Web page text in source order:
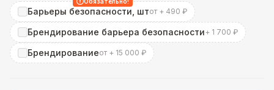
Барьеры безопасности, штот + 490 ₽
Брендирование барьера безопасности+ 1 700 ₽
Брендированиеот + 15 000 ₽